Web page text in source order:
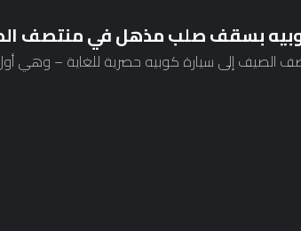
بسقف صلب مذهل في منتصف
الصيف إلى سيارة كوبيه حصرية للغاية – وهي